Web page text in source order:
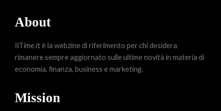
About
IlTime.it è la webzine di riferimento per chi desidera
rimanere sempre aggiornato sulle ultime novità in materia di
economia, finanza, business e marketing.
Mission